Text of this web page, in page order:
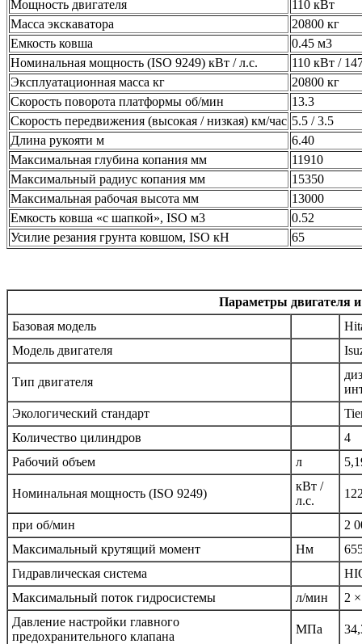
Мощность двигателя
110 кВт
Масса экскаватора
20800 кг
Емкость ковша
0.45 м3
Номинальная мощность (ISO 9249) кВт / л.с.
110 кВт /
Эксплуатационная масса кг
20800 кг
Скорость поворота платформы об/мин
13.3
Скорость передвижения (высокая / низкая) км/час 5.5 / 3.5
Длина рукояти м
6.40
Максимальная глубина копания мм
11910
Максимальный радиус копания мм
15350
Максимальная рабочая высота мм
13000
Емкость ковша «с шапкой», ISO м3
0.52
Усилие резания грунта ковшом, ISO кН
65
Параметры двигателя
Базовая модель
Модель двигателя
Тип двигателя
Экологический стандарт
Количество цилиндров
4
Рабочий объем
л
Номинальная мощность (ISO 9249)
кВт /
л.с.
при об/мин
2
Максимальный крутящий момент
Нм
Гидравлическая система
Максимальный поток гидросистемы
л/мин
2
Давление настройки главного
предохранительного клапана
МПа